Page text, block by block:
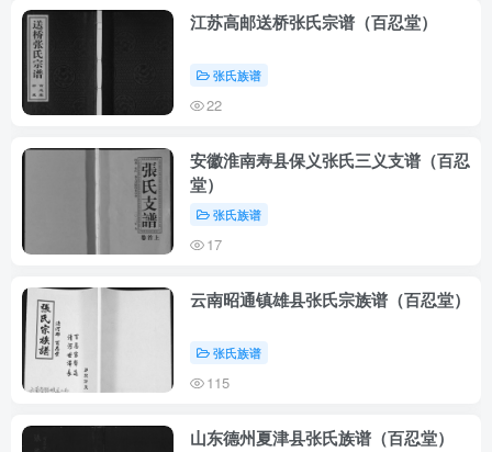
江苏高邮送桥张氏宗谱（百忍堂）
张氏族谱
22
安徽淮南寿县保义张氏三义支谱（百忍
堂）
张氏族谱
17
云南昭通镇雄县张氏宗族谱（百忍堂）
张氏族谱
115
山东德州夏津县张氏族谱（百忍堂）